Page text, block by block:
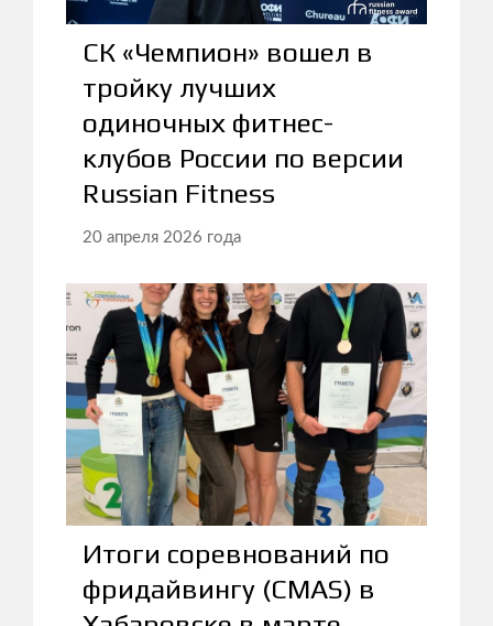
СК «Чемпион» вошел в
тройку лучших
одиночных фитнес-
клубов России по версии
Russian Fitness
20 апреля 2026 года
Итоги соревнований по
фридайвингу (CMAS) в